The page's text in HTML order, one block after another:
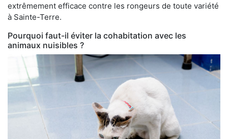
extrêmement efficace contre les rongeurs de toute variété
à Sainte-Terre.
Pourquoi faut-il éviter la cohabitation avec les
animaux nuisibles ?